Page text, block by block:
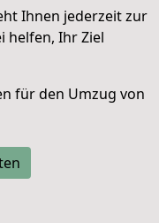
Ihnen jederzeit zur
helfen, Ihr Ziel
für den Umzug von